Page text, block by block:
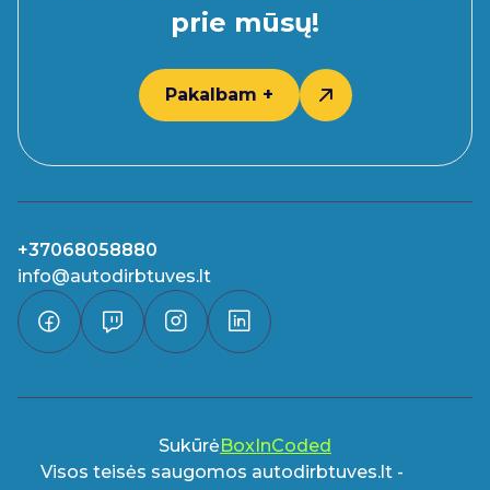
prie mūsų!
Pakalbam +
+37068058880
info@autodirbtuves.lt
SukūrėBoxInCoded
Visos teisės saugomos autodirbtuves.lt -